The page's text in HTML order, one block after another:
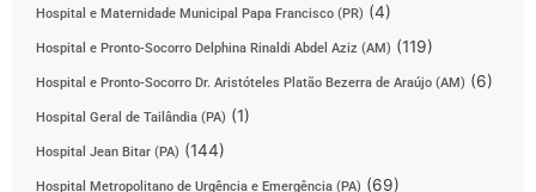
Hospital e Maternidade Municipal Papa Francisco (PR) (4)
Hospital e Pronto-Socorro Delphina Rinaldi Abdel Aziz (AM) (119)
Hospital e Pronto-Socorro Dr. Aristóteles Platão Bezerra de Araújo (AM) (6)
Hospital Geral de Tailândia (PA) (1)
Hospital Jean Bitar (PA) (144)
Hospital Metropolitano de Urgência e Emergência (PA) (69)